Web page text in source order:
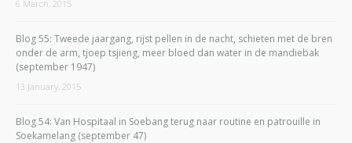
6 March, 2015
Blog 55: Tweede jaargang, rijst pellen in de nacht, schieten met de bren
onder de arm, tjoep tsjieng, meer bloed dan water in de mandiebak
(september 1947)
13 January, 2015
Blog 54: Van Hospitaal in Soebang terug naar routine en patrouille in
Soekamelang (september 47)